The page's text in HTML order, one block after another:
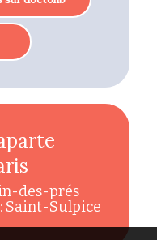
des-prés
Saint-Sulpice